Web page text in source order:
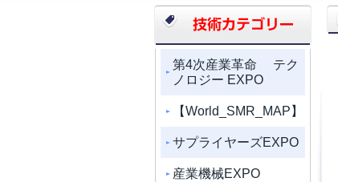
第4次産業革命 テク
ノロジー EXPO
【World_SMR_MAP】
サプライヤーズEXPO
産業機械EXPO